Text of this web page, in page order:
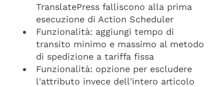
TranslatePress falliscono alla prima
esecuzione di Action Scheduler
Funzionalità: aggiungi tempo di
transito minimo e massimo al metodo
di spedizione a tariffa fissa
Funzionalità: opzione per escludere
l'attributo invece dell'intero articolo